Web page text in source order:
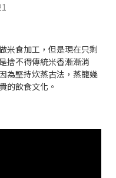
米食加工，但是現在只剩
捨不得傳統米香漸漸消
為堅持炊蒸古法，蒸籠幾
的飲食文化。